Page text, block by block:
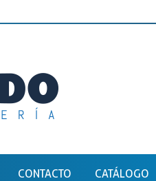
CONTACTO CATÁLOGO